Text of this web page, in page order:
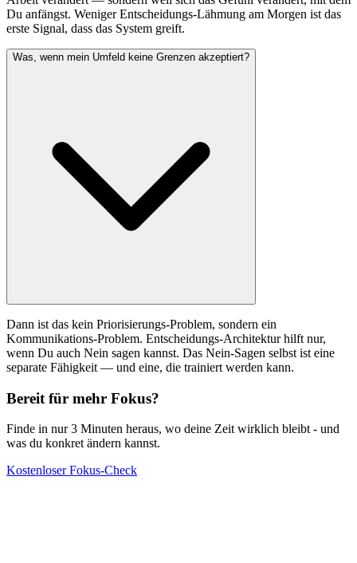
Du anfängst. Weniger Entscheidungs-Lähmung am Morgen ist das
erste Signal, dass das System greift.
Was, wenn mein Umfeld keine Grenzen akzeptiert?
Dann ist das kein Priorisierungs-Problem, sondern ein
Kommunikations-Problem. Entscheidungs-Architektur hilft nur,
wenn Du auch Nein sagen kannst. Das Nein-Sagen selbst ist eine
separate Fähigkeit — und eine, die trainiert werden kann.
Bereit für mehr Fokus?
Finde in nur 3 Minuten heraus, wo deine Zeit wirklich bleibt - und
was du konkret ändern kannst.
Kostenloser Fokus-Check